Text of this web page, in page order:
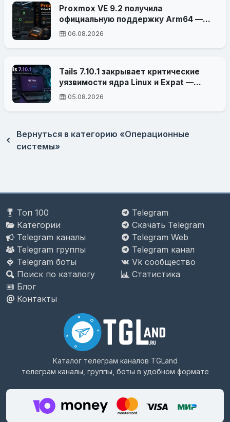
Proxmox VE 9.2 получила
официальную поддержку Arm64 —
платформа вышла за пределы x86-64
06.08.2026
Tails 7.10.1 закрывает критические
уязвимости ядра Linux и Expat —
атака могла привести к
05.08.2026
Вернуться в категорию «Операционные
системы»
Топ 100
Категории
Telegram каналы
Telegram группы
Telegram боты
Поиск по каталогу
Блог
Контакты
Telegram
Скачать Telegram
Telegram Web
Telegram канал
Vk сообщество
Статистика
Каталог телеграм каналов TGLand
телеграм каналы, группы, боты в удобном формате